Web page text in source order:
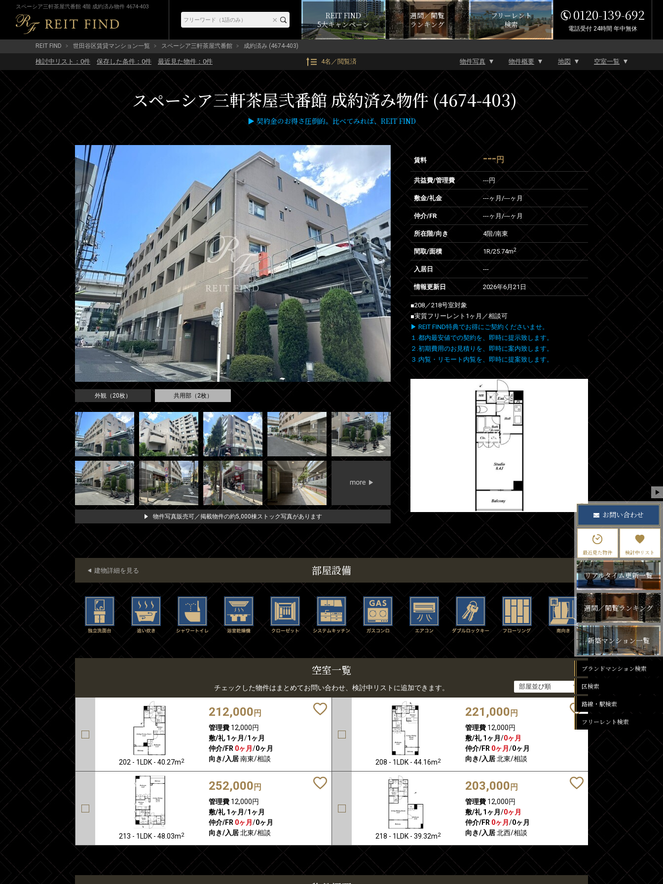
スペーシア三軒茶屋弐番館 4階 成約済み物件 4674-403
REIT FIND
5大キャンペーン
週間／閲覧
ランキング
フリーレント
検索
0120-139-692
電話受付 24時間 年中無休
REIT FIND 世田谷区賃貸マンション一覧 スペーシア三軒茶屋弐番館 成約済み (4674-403)
検討中リスト： 0件 保存した条件： 0件 最近見た物件： 0件 4名／閲覧済 物件写真 物件概要 地図 空室一覧
スペーシア三軒茶屋弐番館 成約済み物件 (4674-403)
▶ 契約金のお得さ圧倒的。比べてみれば、REIT FIND
外観（20枚） 共用部（2枚）
物件写真販売可／掲載物件の約5,000棟ストック写真があります
賃料 --- 円
共益費/管理費 ---円
敷金/礼金 ---ヶ月 /---ヶ月
仲介/FR ---ヶ月 /---ヶ月
所在階/向き 4階/南東
間取/面積 1R/25.74m2
入居日 ---
情報更新日 2026年6月21日
■208／218号室対象
■実質フリーレント1ヶ月／相談可
▶ REIT FIND特典でお得にご契約くださいませ。
１.都内最安値での契約を、即時に提示致します。
２.初期費用のお見積りを、即時に案内致します。
３.内覧・リモート内覧を、即時に提案致します。
部屋設備
建物詳細を見る
空室一覧
チェックした物件はまとめてお問い合わせ、検討中リストに追加できます。
202 - 1LDK - 40.27m2
212,000 円
管理費12,000円
敷/礼 1ヶ月 /1ヶ月
仲介/FR 0ヶ月 /0ヶ月
向き/入居南東/相談 208 - 1LDK - 44.16m2
221,000 円
管理費12,000円
敷/礼 1ヶ月 /0ヶ月
仲介/FR 0ヶ月 /0ヶ月
向き/入居北東/相談
213 - 1LDK - 48.03m2
252,000 円
管理費12,000円
敷/礼 1ヶ月 /1ヶ月
仲介/FR 0ヶ月 /0ヶ月
向き/入居北東/相談 218 - 1LDK - 39.32m2
203,000 円
管理費12,000円
敷/礼 1ヶ月 /0ヶ月
仲介/FR 0ヶ月 /0ヶ月
向き/入居北西/相談
お問い合わせ
最近見た物件 検討中リスト
リアルタイム更新一覧
週間／閲覧ランキング
新築マンション一覧
ブランドマンション検索
区検索
路線・駅検索
フリーレント検索